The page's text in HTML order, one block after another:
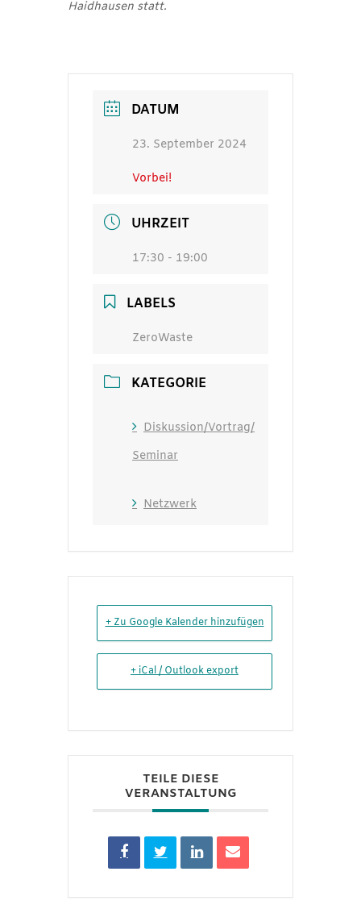
Haidhausen statt.
DATUM
23. September 2024
Vorbei!
UHRZEIT
17:30 - 19:00
LABELS
ZeroWaste
KATEGORIE
Diskussion/Vortrag/
Seminar
Netzwerk
+ Zu Google Kalender hinzufügen
+ iCal / Outlook export
TEILE DIESE
VERANSTALTUNG